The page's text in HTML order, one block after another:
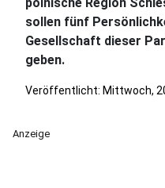
sollen fünf
Gesellschaft dieser
geben.
Veröffentlicht: Mittwoch,
Anzeige